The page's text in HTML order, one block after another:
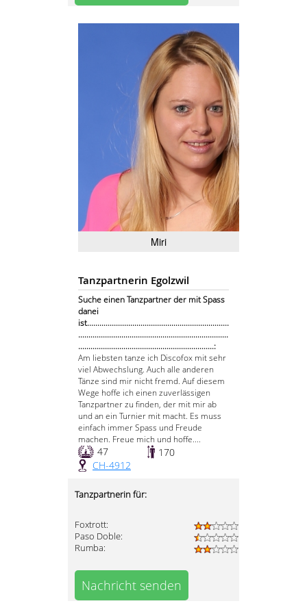
Miri
Tanzpartnerin Egolzwil
Suche einen Tanzpartner der mit Spass
danei
ist.....................................................................
.........................................................................
..................................................................:
Am liebsten tanze ich Discofox mit sehr
viel Abwechslung. Auch alle anderen
Tänze sind mir nicht fremd. Auf diesem
Wege hoffe ich einen zuverlässigen
Tanzpartner zu finden, der mit mir ab
und an ein Turnier mit macht. Es muss
einfach immer Spass und Freude
machen. Freue mich und hoffe....
47
170
CH-4912
Tanzpartnerin für:
Foxtrott:
Paso Doble:
Rumba:
Nachricht senden